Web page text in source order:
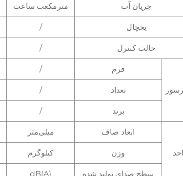
جریان آب مترمکعب ساعت
یخچال /
حالت کنترل /
فرم /
تعداد /
برند /
ابعاد صاف میلی‌متر
وزن کیلوگرم
سطح صدای تولید شده dB(A)